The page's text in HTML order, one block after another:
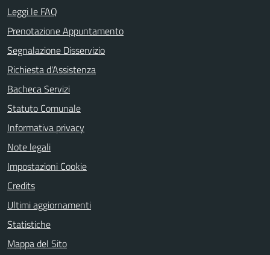
Leggi le FAQ
Prenotazione Appuntamento
Segnalazione Disservizio
Richiesta d'Assistenza
Bacheca Servizi
Statuto Comunale
Informativa privacy
Note legali
Impostazioni Cookie
Credits
Ultimi aggiornamenti
Statistiche
Mappa del Sito